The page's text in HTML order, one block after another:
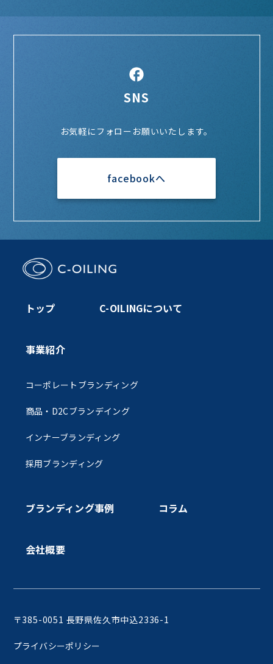
SNS
お気軽にフォローお願いいたします。
facebookへ
トップ C-OILINGについて
事業紹介
コーポレートブランディング
商品・D2Cブランデイング
インナーブランディング
採用ブランディング
ブランディング事例 コラム
会社概要
〒385-0051 長野県佐久市中込2336-1
プライバシーポリシー